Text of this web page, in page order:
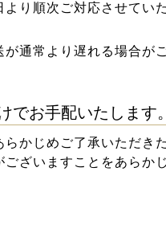
り順次ご対応させてい
通常より遅れる場合が
でお手配いたします。
かじめご了承いただき
ざいますことをあらか